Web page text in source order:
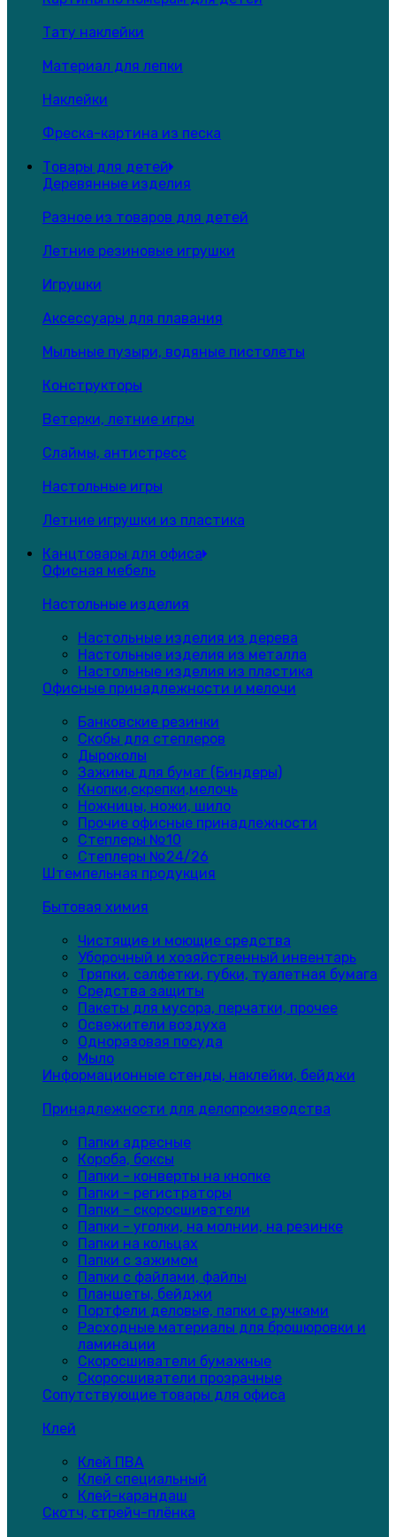
Тату наклейки
Материал для лепки
Наклейки
Фреска-картина из песка
Товары для детей
Деревянные изделия
Разное из товаров для детей
Летние резиновые игрушки
Игрушки
Аксессуары для плавания
Мыльные пузыри, водяные пистолеты
Конструкторы
Ветерки, летние игры
Слаймы, антистресс
Настольные игры
Летние игрушки из пластика
Канцтовары для офиса
Офисная мебель
Настольные изделия
Настольные изделия из дерева
Настольные изделия из металла
Настольные изделия из пластика
Офисные принадлежности и мелочи
Банковские резинки
Скобы для степлеров
Дыроколы
Зажимы для бумаг (Биндеры)
Кнопки,скрепки,мелочь
Ножницы, ножи, шило
Прочие офисные принадлежности
Степлеры №10
Степлеры №24/26
Штемпельная продукция
Бытовая химия
Чистящие и моющие средства
Уборочный и хозяйственный инвентарь
Тряпки, салфетки, губки, туалетная бумага
Средства защиты
Пакеты для мусора, перчатки, прочее
Освежители воздуха
Одноразовая посуда
Мыло
Информационные стенды, наклейки, бейджи
Принадлежности для делопроизводства
Папки адресные
Короба, боксы
Папки - конверты на кнопке
Папки - регистраторы
Папки - скоросшиватели
Папки - уголки, на молнии, на резинке
Папки на кольцах
Папки с зажимом
Папки с файлами, файлы
Планшеты, бейджи
Портфели деловые, папки с ручками
Расходные материалы для брошюровки и
ламинации
Скоросшиватели бумажные
Скоросшиватели прозрачные
Сопутствующие товары для офиса
Клей
Клей ПВА
Клей специальный
Клей-карандаш
Скотч, стрейч-плёнка